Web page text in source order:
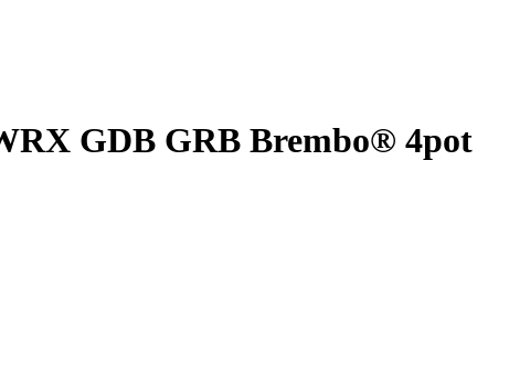
GDB GRB Brembo® 4pot